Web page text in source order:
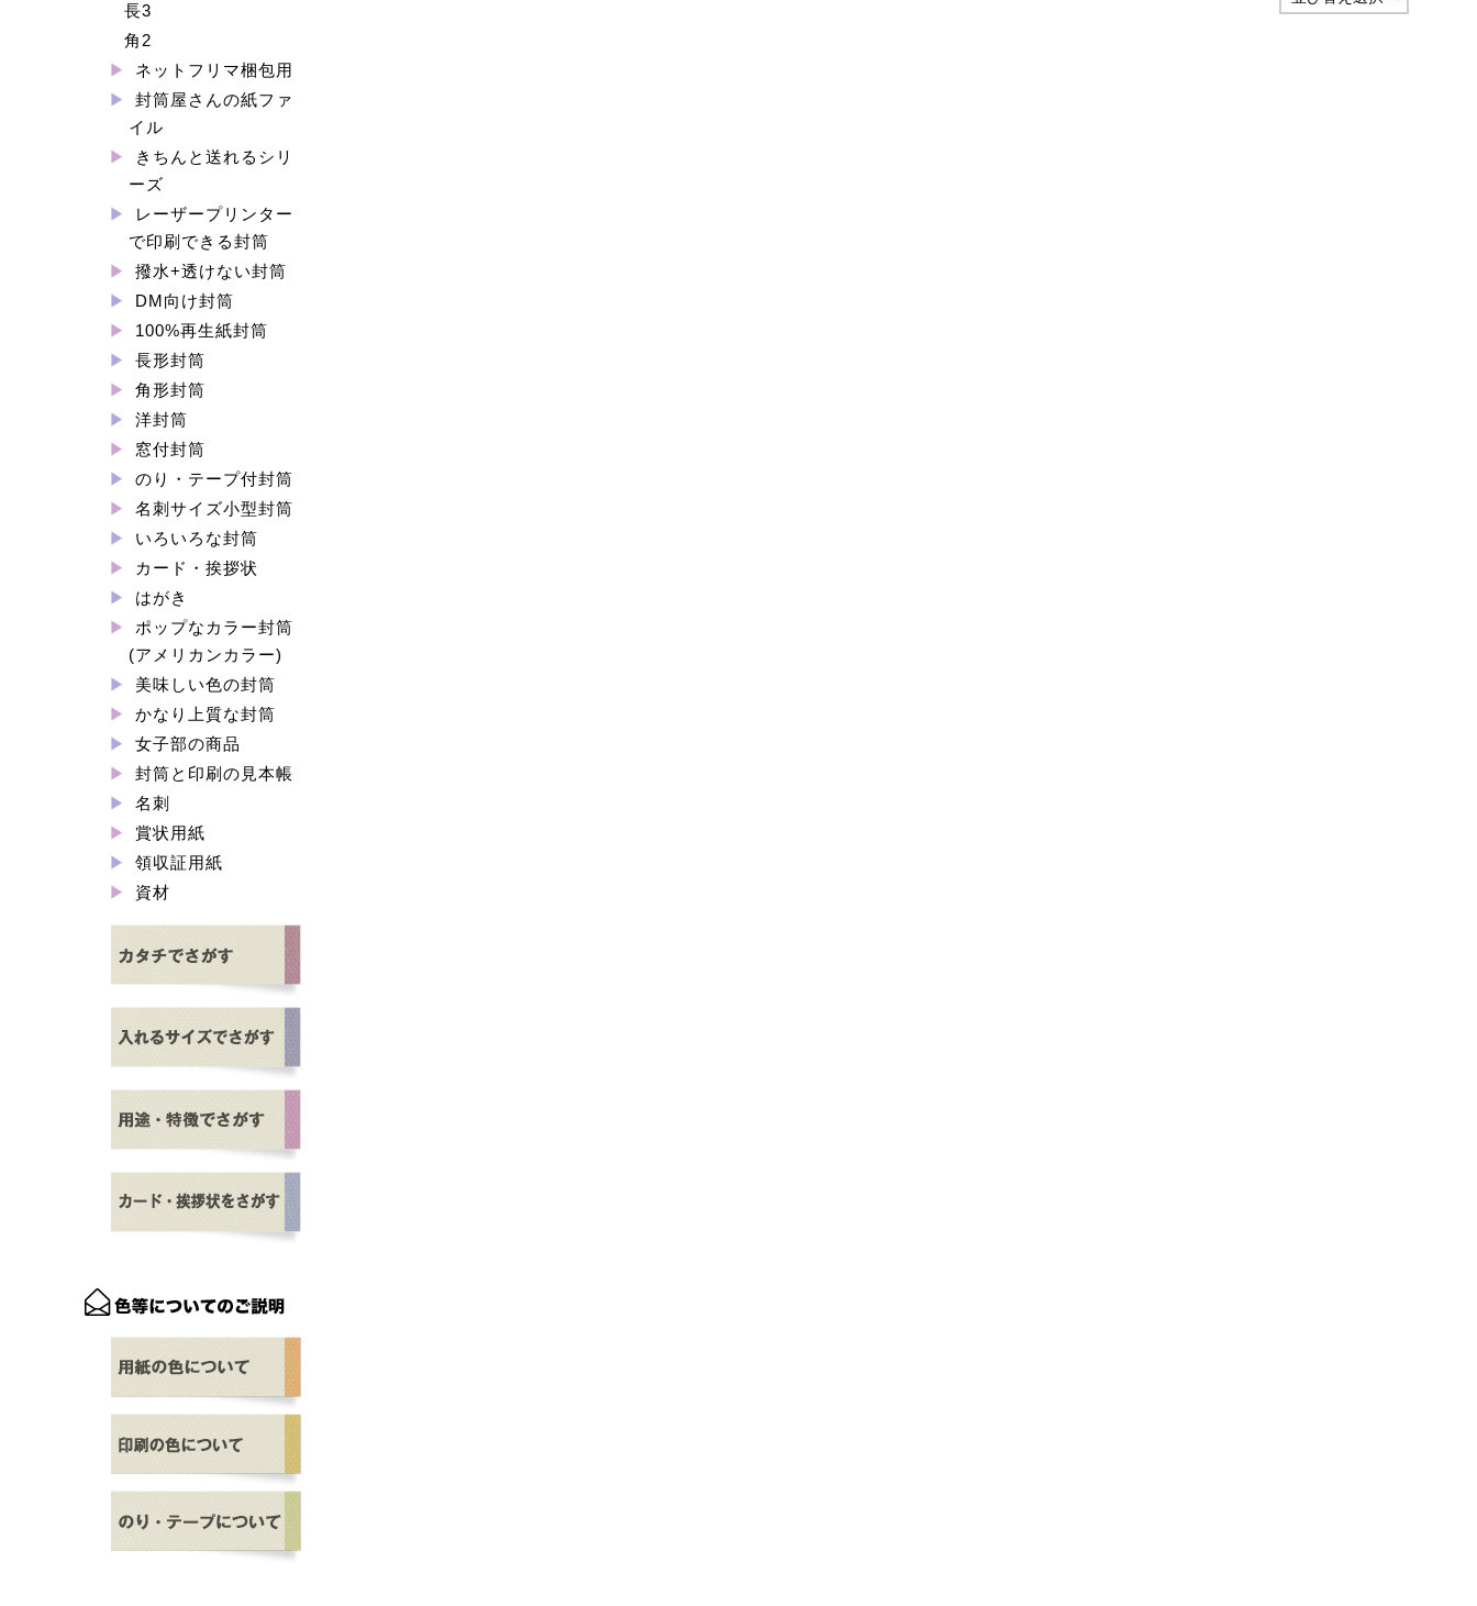
長3
角2
ネットフリマ梱包用
封筒屋さんの紙ファ
イル
きちんと送れるシリ
ーズ
レーザープリンター
で印刷できる封筒
撥水+透けない封筒
DM向け封筒
100%再生紙封筒
長形封筒
角形封筒
洋封筒
窓付封筒
のり・テープ付封筒
名刺サイズ小型封筒
いろいろな封筒
カード・挨拶状
はがき
ポップなカラー封筒
(アメリカンカラー)
美味しい色の封筒
かなり上質な封筒
女子部の商品
封筒と印刷の見本帳
名刺
賞状用紙
領収証用紙
資材